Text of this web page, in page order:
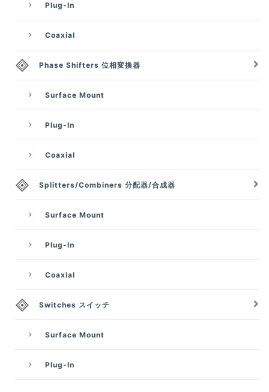
Plug-In
Coaxial
Phase Shifters 位相変換器
Surface Mount
Plug-In
Coaxial
Splitters/Combiners 分配器/合成器
Surface Mount
Plug-In
Coaxial
Switches スイッチ
Surface Mount
Plug-In